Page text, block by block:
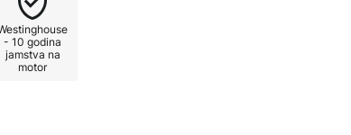
zraka u prostoriji kako bi troškovi grijanja bili niski.
- 10 godina
jamstva na
motor